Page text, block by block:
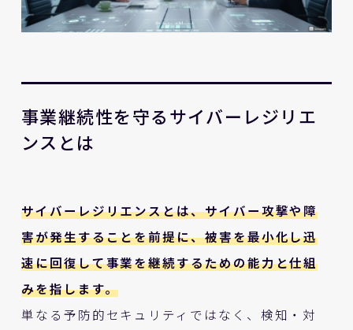
事業継続性を守るサイバーレジリエ
ンスとは
サイバーレジリエンスとは、サイバー攻撃や障
害が発生することを前提に、被害を最小化し迅
速に回復して事業を継続するための能力と仕組
みを指します。
単なる予防的セキュリティではなく、検知・対